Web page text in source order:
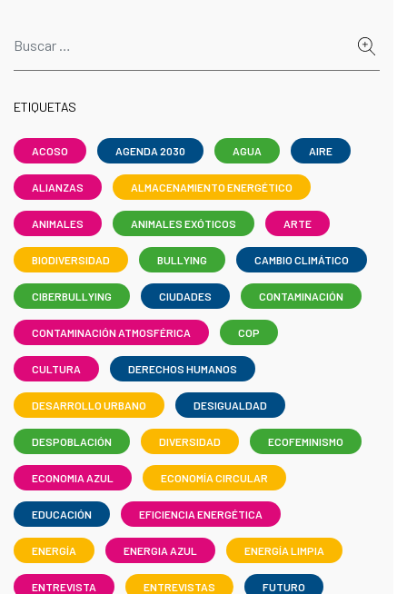
ETIQUETAS
ACOSO AGENDA 2030 AGUA AIRE
ALIANZAS ALMACENAMIENTO ENERGÉTICO
ANIMALES ANIMALES EXÓTICOS ARTE
BIODIVERSIDAD BULLYING CAMBIO CLIMÁTICO
CIBERBULLYING CIUDADES CONTAMINACIÓN
CONTAMINACIÓN ATMOSFÉRICA COP
CULTURA DERECHOS HUMANOS
DESARROLLO URBANO DESIGUALDAD
DESPOBLACIÓN DIVERSIDAD ECOFEMINISMO
ECONOMIA AZUL ECONOMÍA CIRCULAR
EDUCACIÓN EFICIENCIA ENERGÉTICA
ENERGÍA ENERGIA AZUL ENERGÍA LIMPIA
ENTREVISTA ENTREVISTAS FUTURO